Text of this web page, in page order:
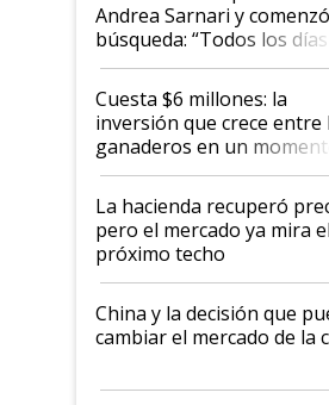
Andrea Sarnari y
búsqueda: “Todos los días
toca a algún productor”
Cuesta $6 millones: la
inversión que crece entre
ganaderos en un momento
histórico para la actividad
La hacienda recuperó
pero el mercado ya mira el
próximo techo
China y la decisión que
cambiar el mercado de la